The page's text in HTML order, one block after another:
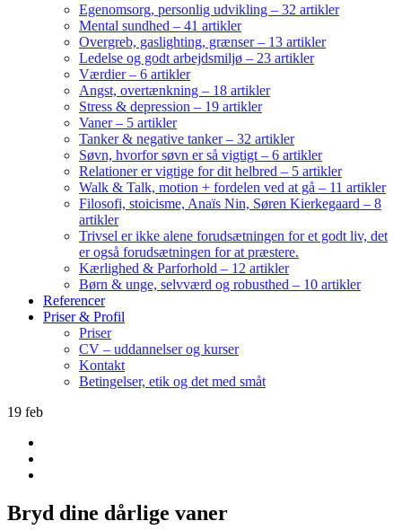
Egenomsorg, personlig udvikling – 32 artikler
Mental sundhed – 41 artikler
Overgreb, gaslighting, grænser – 13 artikler
Ledelse og godt arbejdsmiljø – 23 artikler
Værdier – 6 artikler
Angst, overtænkning – 18 artikler
Stress & depression – 19 artikler
Vaner – 5 artikler
Tanker & negative tanker – 32 artikler
Søvn, hvorfor søvn er så vigtigt – 6 artikler
Relationer er vigtige for dit helbred – 5 artikler
Walk & Talk, motion + fordelen ved at gå – 11 artikler
Filosofi, stoicisme, Anaïs Nin, Søren Kierkegaard – 8
artikler
Trivsel er ikke alene forudsætningen for et godt liv, det
er også forudsætningen for at præstere.
Kærlighed & Parforhold – 12 artikler
Børn & unge, selvværd og robusthed – 10 artikler
Referencer
Priser & Profil
Priser
CV – uddannelser og kurser
Kontakt
Betingelser, etik og det med småt
19 feb
Bryd dine dårlige vaner